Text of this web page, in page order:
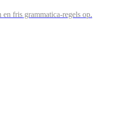
fris grammatica-regels op.